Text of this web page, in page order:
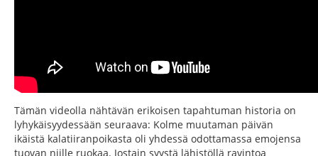
Tämän videolla nähtävän erikoisen tapahtuman historia on
lyhykäisyydessään seuraava: Kolme muutaman päivän
ikäistä kalatiiranpoikasta oli yhdessä odottamassa emojensa
tuovan niille ruokaa. Jostain syystä lähistöllä ravintoa